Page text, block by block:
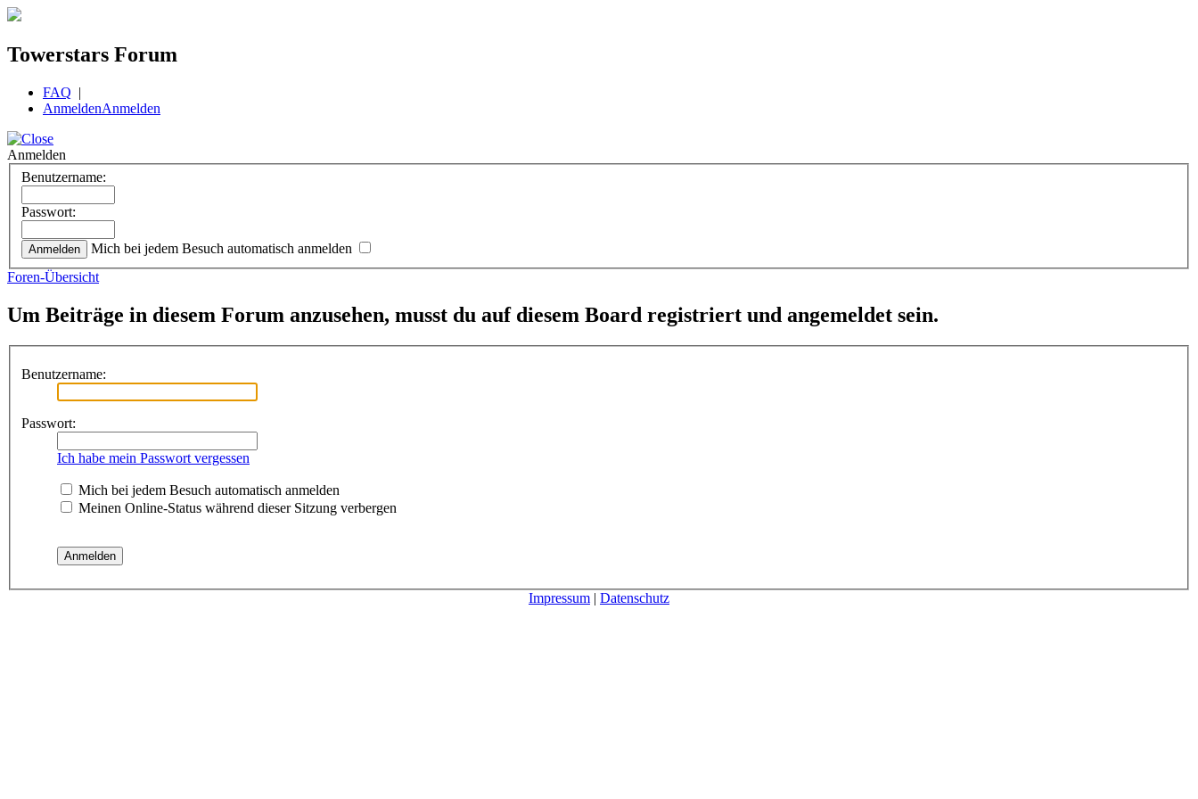
Towerstars Forum
FAQ |
AnmeldenAnmelden
Anmelden
Benutzername:
Passwort:
Mich bei jedem Besuch automatisch anmelden
Foren-Übersicht
Um Beiträge in diesem Forum anzusehen, musst du auf diesem Board registriert und angemeldet sein.
Benutzername:
Passwort:
Ich habe mein Passwort vergessen
Mich bei jedem Besuch automatisch anmelden
Meinen Online-Status während dieser Sitzung verbergen
Impressum | Datenschutz